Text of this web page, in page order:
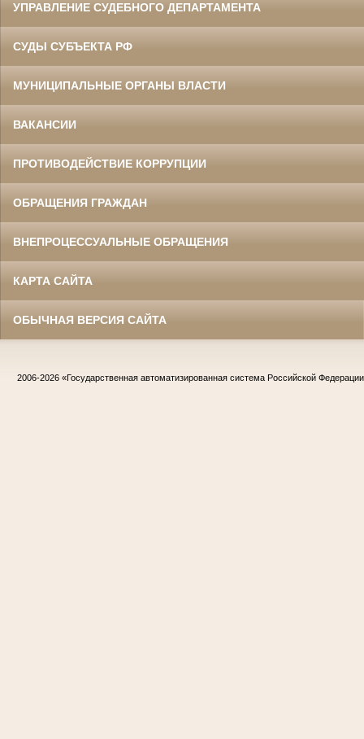
УПРАВЛЕНИЕ СУДЕБНОГО ДЕПАРТАМЕНТА
СУДЫ СУБЪЕКТА РФ
МУНИЦИПАЛЬНЫЕ ОРГАНЫ ВЛАСТИ
ВАКАНСИИ
ПРОТИВОДЕЙСТВИЕ КОРРУПЦИИ
ОБРАЩЕНИЯ ГРАЖДАН
ВНЕПРОЦЕССУАЛЬНЫЕ ОБРАЩЕНИЯ
КАРТА САЙТА
ОБЫЧНАЯ ВЕРСИЯ САЙТА
2006-2026 «Государственная автоматизированная система Российской